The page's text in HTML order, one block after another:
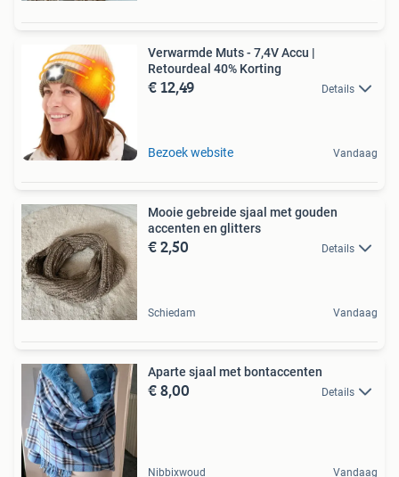
Verwarmde Muts - 7,4V Accu |
Retourdeal 40% Korting
€ 12,49 Details
Bezoek website Vandaag
Mooie gebreide sjaal met gouden
accenten en glitters
€ 2,50 Details
Schiedam Vandaag
Aparte sjaal met bontaccenten
€ 8,00 Details
Nibbixwoud Vandaag